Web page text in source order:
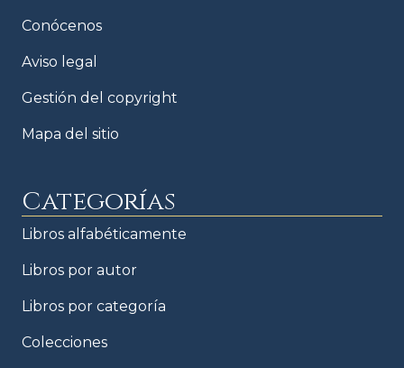
Conócenos
Aviso legal
Gestión del copyright
Mapa del sitio
Categorías
Libros alfabéticamente
Libros por autor
Libros por categoría
Colecciones